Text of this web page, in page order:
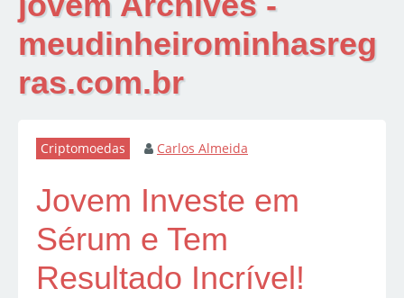
meudinheirominhasreg
ras.com.br
Criptomoedas Carlos Almeida
Jovem Investe em
Sérum e Tem
Resultado Incrível!